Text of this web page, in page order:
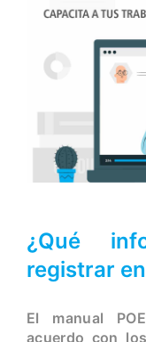
¿Qué
registrar
El manual
acuerdo con